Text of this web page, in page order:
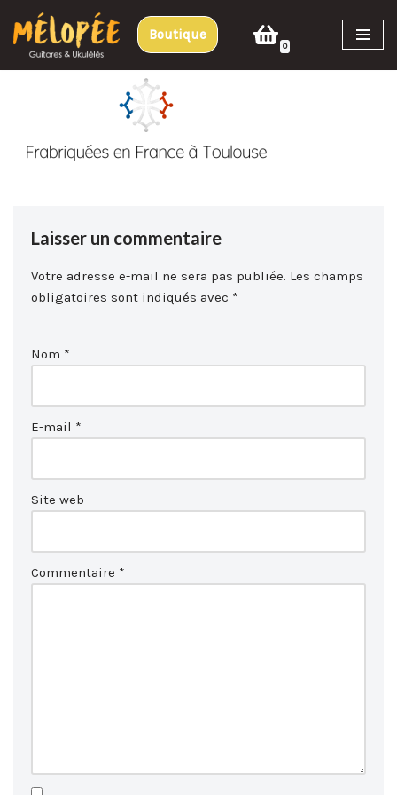
Aller
au
Boutique
0
Laisser un commentaire
Votre adresse e-mail ne sera pas publiée. Les champs
obligatoires sont indiqués avec *
Nom *
E-mail *
Site web
Commentaire *